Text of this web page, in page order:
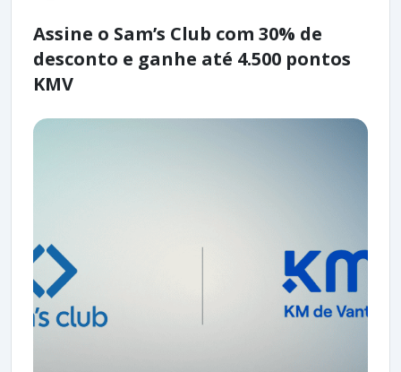
Assine o Sam’s Club com 30% de
desconto e ganhe até 4.500 pontos
KMV